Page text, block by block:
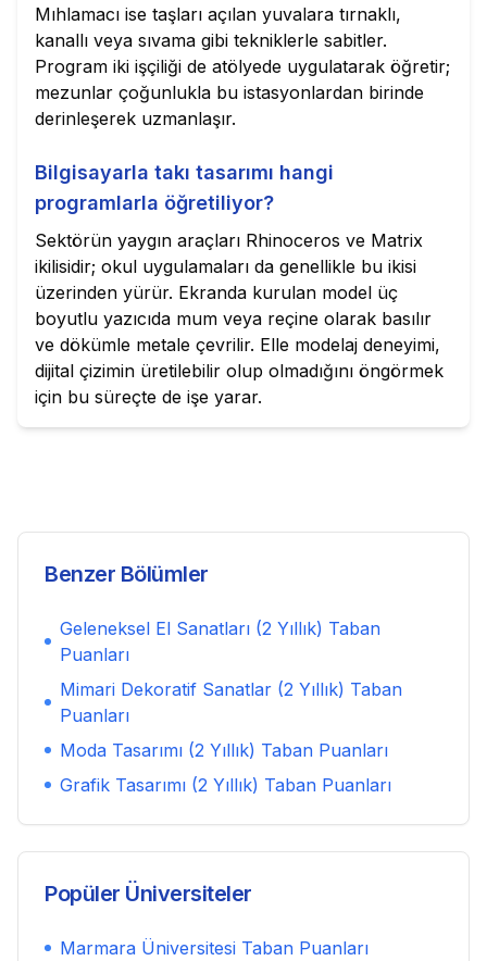
Mıhlamacı ise taşları açılan yuvalara tırnaklı,
kanallı veya sıvama gibi tekniklerle sabitler.
Program iki işçiliği de atölyede uygulatarak öğretir;
mezunlar çoğunlukla bu istasyonlardan birinde
derinleşerek uzmanlaşır.
Bilgisayarla takı tasarımı hangi
programlarla öğretiliyor?
Sektörün yaygın araçları Rhinoceros ve Matrix
ikilisidir; okul uygulamaları da genellikle bu ikisi
üzerinden yürür. Ekranda kurulan model üç
boyutlu yazıcıda mum veya reçine olarak basılır
ve dökümle metale çevrilir. Elle modelaj deneyimi,
dijital çizimin üretilebilir olup olmadığını öngörmek
için bu süreçte de işe yarar.
Benzer Bölümler
Geleneksel El Sanatları (2 Yıllık) Taban
Puanları
Mimari Dekoratif Sanatlar (2 Yıllık) Taban
Puanları
Moda Tasarımı (2 Yıllık) Taban Puanları
Grafik Tasarımı (2 Yıllık) Taban Puanları
Popüler Üniversiteler
Marmara Üniversitesi Taban Puanları